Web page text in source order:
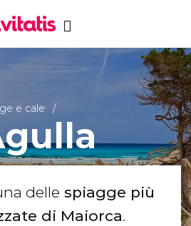
e cale
delle spiagge più
di Maiorca.